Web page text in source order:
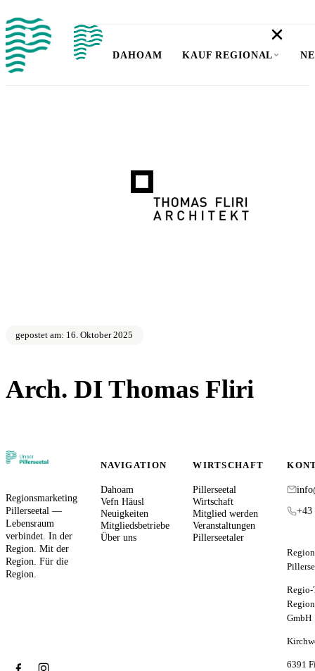
DAHOAM KAUF REGIONAL
gepostet am: 16. Oktober 2025
Arch. DI Thomas Fliri
Regionsmarketing
Pillerseetal —
Lebensraum
verbindet. In der
Region. Mit der
Region. Für die
Region.
NAVIGATION
Dahoam
Vefn Häusl
Neuigkeiten
Mitgliedsbetriebe
Über uns
WIRTSCHAFT
Pillerseetal
Wirtschaft
Mitglied werden
Veranstaltungen
Pillerseetaler
+43
Regio-
GmbH
6391